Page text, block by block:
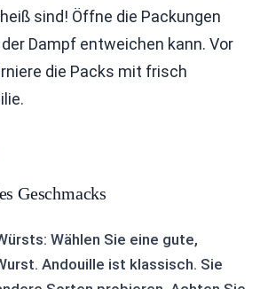
sind! Öffne die Packungen
Dampf entweichen kann. Vor
die Packs mit frisch
Geschmacks
Wählen Sie eine gute,
Andouille ist klassisch. Sie